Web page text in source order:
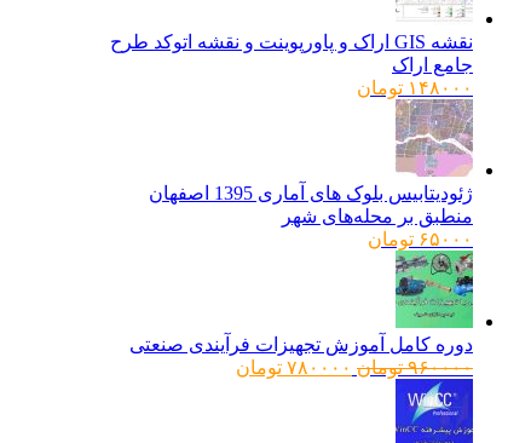
نقشه GIS اراک و پاورپوینت و نقشه اتوکد طرح
جامع اراک
۱۴۸۰۰۰ تومان
ژئودیتابیس بلوک های آماری 1395 اصفهان
منطبق بر محله‌های شهر
۶۵۰۰۰ تومان
دوره کامل آموزش تجهیزات فرآیندی صنعتی
۹۶۰۰۰۰ تومان قیمت
۷۸۰۰۰۰ تومان